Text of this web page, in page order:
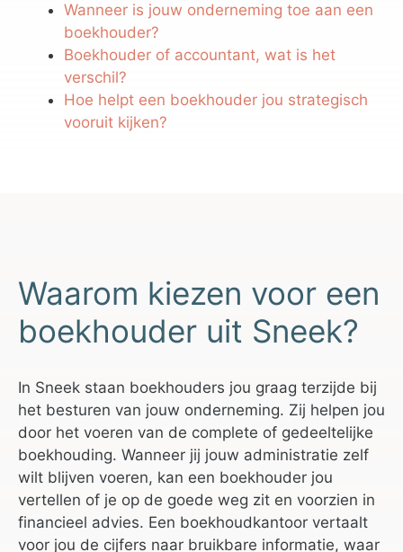
Wanneer is jouw onderneming toe aan een
boekhouder?
Boekhouder of accountant, wat is het
verschil?
Hoe helpt een boekhouder jou strategisch
vooruit kijken?
Waarom kiezen voor een
boekhouder uit Sneek?
In Sneek staan boekhouders jou graag terzijde bij
het besturen van jouw onderneming. Zij helpen jou
door het voeren van de complete of gedeeltelijke
boekhouding. Wanneer jij jouw administratie zelf
wilt blijven voeren, kan een boekhouder jou
vertellen of je op de goede weg zit en voorzien in
financieel advies. Een boekhoudkantoor vertaalt
voor jou de cijfers naar bruikbare informatie, waar